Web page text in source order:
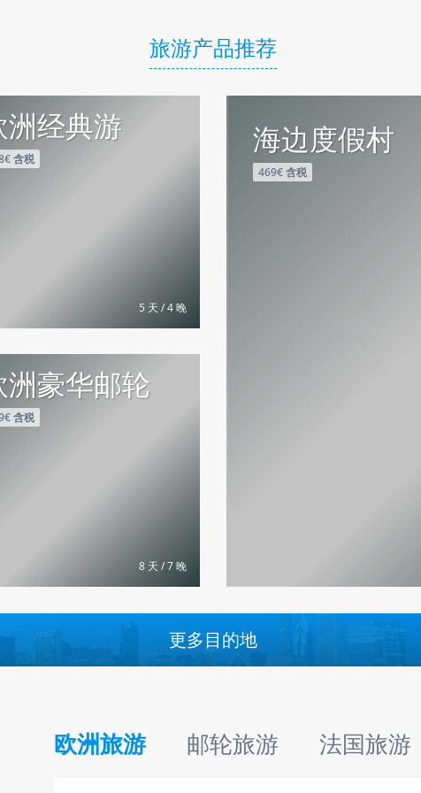
旅游产品推荐
洲经典游
含税
5 天 / 4 晚
海边度假村
469€ 含税
洲豪华邮轮
含税
8 天 / 7 晚
更多目的地
欧洲旅游 邮轮旅游 法国旅游